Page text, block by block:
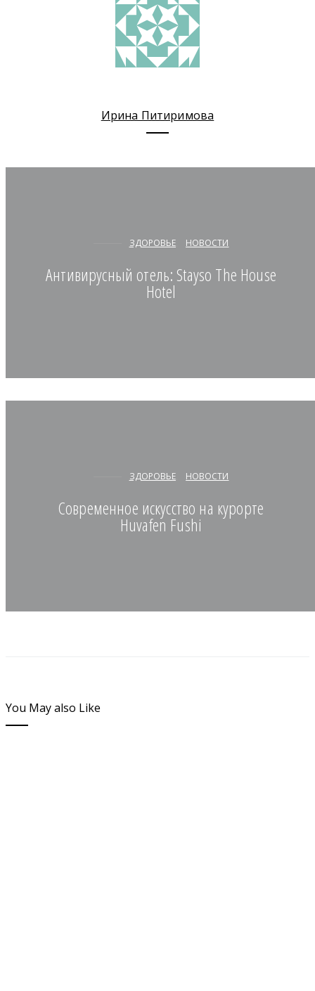
Ирина Питиримова
ЗДОРОВЬЕ НОВОСТИ
Антивирусный отель: Stayso The House
Нotel
ЗДОРОВЬЕ НОВОСТИ
Современное искусство на курорте
Huvafen Fushi
You May also Like